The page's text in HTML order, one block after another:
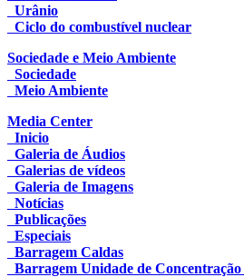
Urânio
Ciclo do combustível nuclear
Sociedade e Meio Ambiente
Sociedade
Meio Ambiente
Media Center
Inicio
Galeria de Áudios
Galerias de vídeos
Galeria de Imagens
Notícias
Publicações
Especiais
Barragem Caldas
Barragem Unidade de